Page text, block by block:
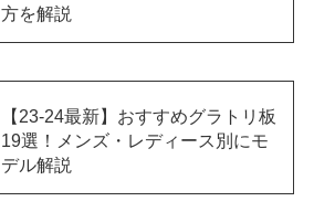
方を解説
【23-24最新】おすすめグラトリ板
19選！メンズ・レディース別にモ
デル解説